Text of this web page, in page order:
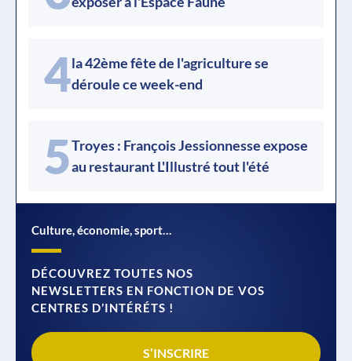
4la 42ème fête de l'agriculture se
déroule ce week-end
5Troyes : François Jessionnesse expose
au restaurant L'Illustré tout l'été
Culture, économie, sport…
DÉCOUVREZ TOUTES NOS
NEWSLETTERS EN FONCTION DE VOS
CENTRES D’INTÉRÉTS !
S’INSCRIRE